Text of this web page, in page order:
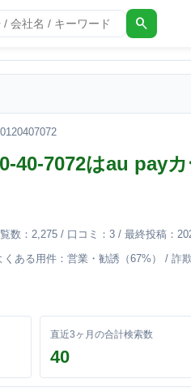
search
0120407072
40-7072はau pay
数：2,275 / 口コミ：3 / 最終投稿：
ある用件：営業・勧誘（67%） / 詐欺
直近3ヶ月の合計検索数
40